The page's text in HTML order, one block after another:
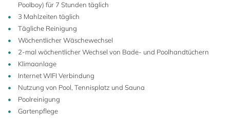
Poolboy) für 7 Stunden täglich
3 Mahlzeiten täglich
Tägliche Reinigung
Wöchentlicher Wäschewechsel
2-mal wöchentlicher Wechsel von Bade- und Poolhandtüchern
Klimaanlage
Internet WIFI Verbindung
Nutzung von Pool, Tennisplatz und Sauna
Poolreinigung
Gartenpflege